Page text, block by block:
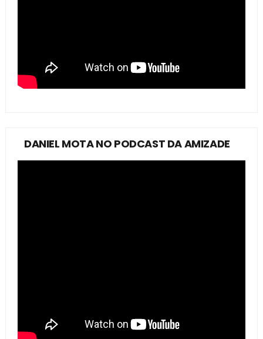
DANIEL MOTA NO PODCAST DA AMIZADE